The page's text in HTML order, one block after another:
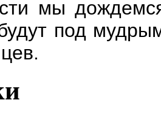
мы
под